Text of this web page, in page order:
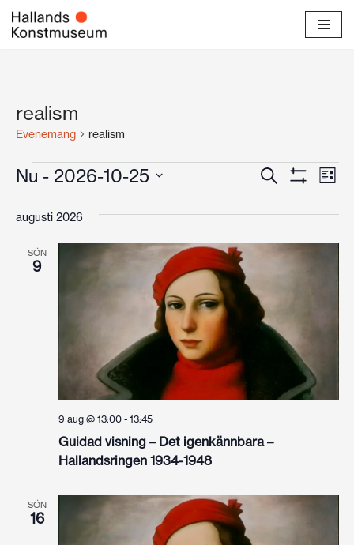
Hoppa
realism
Evenemang realism
Views
Sök Lista
Nu - 2026-10-25
datum.
augusti 2026
SÖN
9
Guidad visning – Det igenkännbara –
Hallandsringen 1934-1948
9 aug @ 13:00- 13:45
SÖN
16